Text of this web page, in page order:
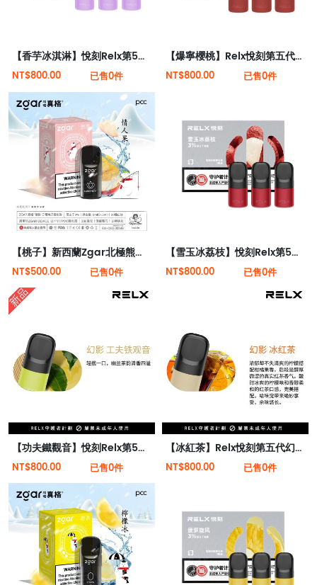
【香芋冰淇淋】悅刻Relx第5代幻影霧化煙彈
NT$800.00 已售0件
【爆寧櫻桃】Relx悅刻第五代幻影霧化煙彈
NT$800.00 已售0件
【桃子】新西蘭Zgar北極熊煙彈（適配RELX 5代4代煙桿）
NT$500.00 已售0件
【雪玉冰荔枝】悅刻Relx第5代幻影霧化煙彈 口有餘香
NT$800.00 已售0件
【功夫鐵觀音】悅刻Relx第5代幻影霧化煙彈 幽蘭茶韻
NT$800.00 已售0件
【冰紅茶】Relx悅刻第五代幻影霧化煙彈 濃郁茶香味
NT$800.00 已售0件